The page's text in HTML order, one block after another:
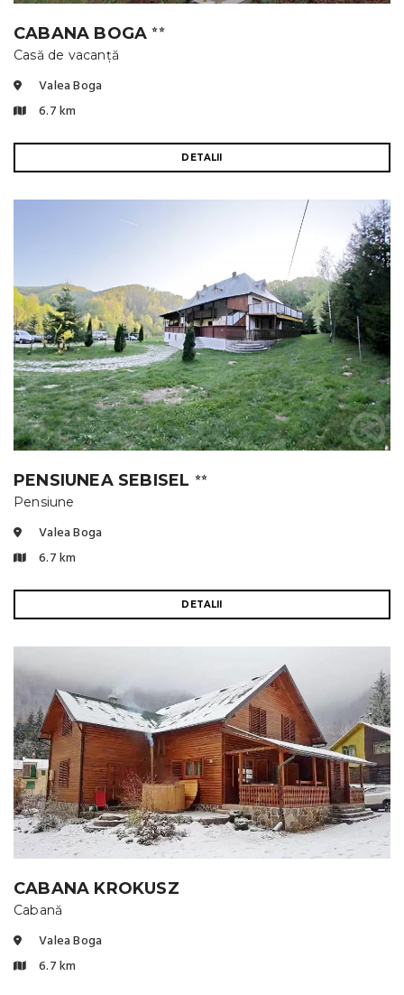
CABANA BOGA⭐⭐
Casă de vacanță
Valea Boga
6.7 km
DETALII
PENSIUNEA SEBISEL ⭐⭐
Pensiune
Valea Boga
6.7 km
DETALII
CABANA KROKUSZ
Cabană
Valea Boga
6.7 km